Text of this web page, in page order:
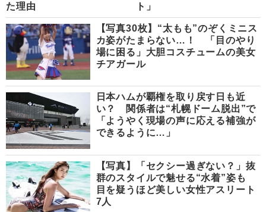
た理由
ト」
【写真30枚】“太もも”のぞくミニス
カ姿がたまらない…！ 「目のやり
場に困る」大胆コスチュームの美女
チアガール
日本ハムが覇権を取り戻す日も近
い？ 関係者は“札幌ドーム脱出”で
「ようやく現場の声に応える補強が
できるように…」
【写真】「セクシー過ぎない？」抜
群のスタイルで魅せる“水着”姿も
目を疑うほど美しい女性アスリート
7人